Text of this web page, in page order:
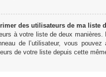
des utilisateurs de ma liste
à votre liste de deux
de l’utilisateur, vous
de votre liste depuis cette